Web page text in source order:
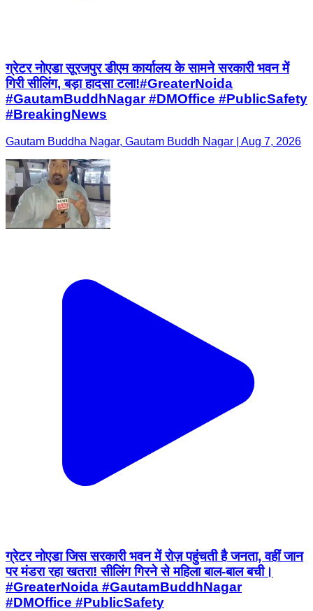
ग्रेटर नोएडा सूरजपुर डीएम कार्यालय के सामने सरकारी भवन में
गिरी सीलिंग, बड़ा हादसा टला!#GreaterNoida
#GautamBuddhNagar #DMOffice #PublicSafety
#BreakingNews
Gautam Buddha Nagar, Gautam Buddh Nagar | Aug 7, 2026
ग्रेटर नोएडा जिस सरकारी भवन में रोज़ पहुंचती है जनता, वहीं जान
पर मंडरा रहा खतरा! सीलिंग गिरने से महिला बाल-बाल बची।
#GreaterNoida #GautamBuddhNagar
#DMOffice #PublicSafety